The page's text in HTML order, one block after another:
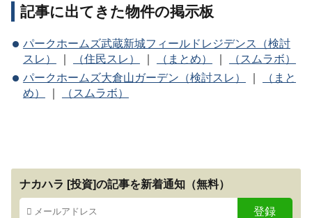
記事に出てきた物件の掲示板
パークホームズ武蔵新城フィールドレジデンス（検討
スレ）
｜ （住民スレ） ｜ （まとめ） ｜
（スムラボ）
パークホームズ大倉山ガーデン（検討スレ）
｜
（まと
め）
｜ （スムラボ）
ナカハラ [投資]の記事を新着通知（無料）